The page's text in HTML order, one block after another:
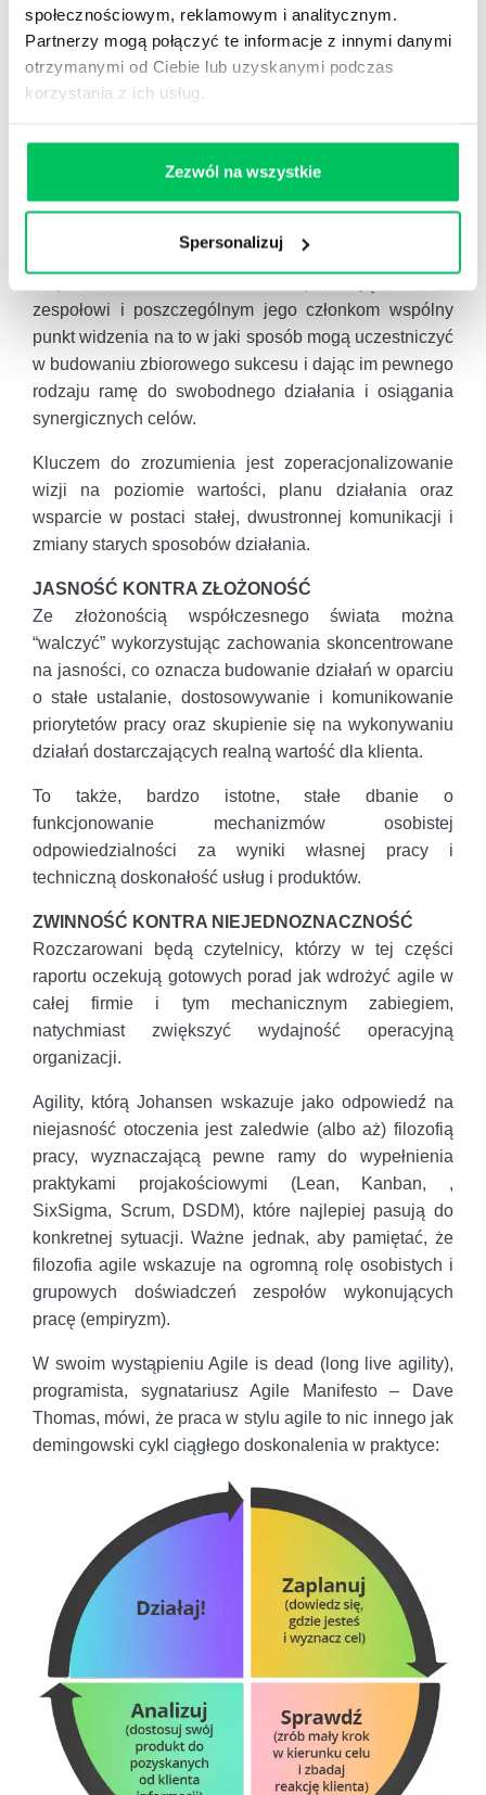
społecznościowym, reklamowym i analitycznym.
Partnerzy mogą połączyć te informacje z innymi danymi
otrzymanymi od Ciebie lub uzyskanymi podczas
korzystania z ich usług.
Zezwól na wszystkie
Spersonalizuj
sukcesem?
Jakie wskaźniki są miarą sukcesu? Takie
modelowanie codzienności za pomocą wizji wymaga
planowaniem i zarządzaniem strategicznym.
Wizja jest punktem wyjścia do przekształcenia
zespołowi i poszczególnym jego członkom wspólny
punkt widzenia na to w jaki sposób mogą uczestniczyć
w budowaniu zbiorowego sukcesu i dając im pewnego
rodzaju ramę do swobodnego działania i osiągania
synergicznych celów.
Kluczem do zrozumienia jest zoperacjonalizowanie
wizji na poziomie wartości, planu działania oraz
wsparcie w postaci stałej, dwustronnej komunikacji i
zmiany starych sposobów działania.
JASNOŚĆ KONTRA ZŁOŻONOŚĆ
Ze złożonością współczesnego świata można
“walczyć” wykorzystując zachowania skoncentrowane
na jasności, co oznacza budowanie działań w oparciu
o stałe ustalanie, dostosowywanie i komunikowanie
priorytetów pracy oraz skupienie się na wykonywaniu
działań dostarczających realną wartość dla klienta.
To także, bardzo istotne, stałe dbanie o
funkcjonowanie mechanizmów osobistej
odpowiedzialności za wyniki własnej pracy i
techniczną doskonałość usług i produktów.
ZWINNOŚĆ KONTRA NIEJEDNOZNACZNOŚĆ
Rozczarowani będą czytelnicy, którzy w tej części
raportu oczekują gotowych porad jak wdrożyć agile w
całej firmie i tym mechanicznym zabiegiem,
natychmiast zwiększyć wydajność operacyjną
organizacji.
Agility, którą Johansen wskazuje jako odpowiedź na
niejasność otoczenia jest zaledwie (albo aż) filozofią
pracy, wyznaczającą pewne ramy do wypełnienia
praktykami projakościowymi (Lean, Kanban, ,
SixSigma, Scrum, DSDM), które najlepiej pasują do
konkretnej sytuacji. Ważne jednak, aby pamiętać, że
filozofia agile wskazuje na ogromną rolę osobistych i
grupowych doświadczeń zespołów wykonujących
pracę (empiryzm).
W swoim wystąpieniu Agile is dead (long live agility),
programista, sygnatariusz Agile Manifesto – Dave
Thomas, mówi, że praca w stylu agile to nic innego jak
demingowski cykl ciągłego doskonalenia w praktyce: